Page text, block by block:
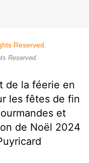
Reserved.
de la féerie en
les fêtes de fin
et
de Noël 2024